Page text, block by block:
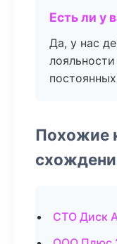
Есть ли у
Да, у нас
Похожие
СТО Диск